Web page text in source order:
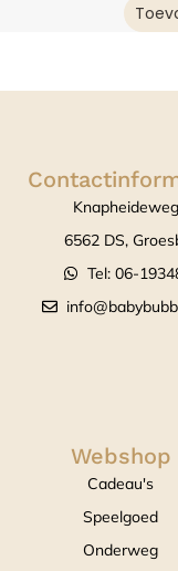
6562 DS,
Tel: 06-
Webshop
Cadeau's
Speelgoed
Onderweg